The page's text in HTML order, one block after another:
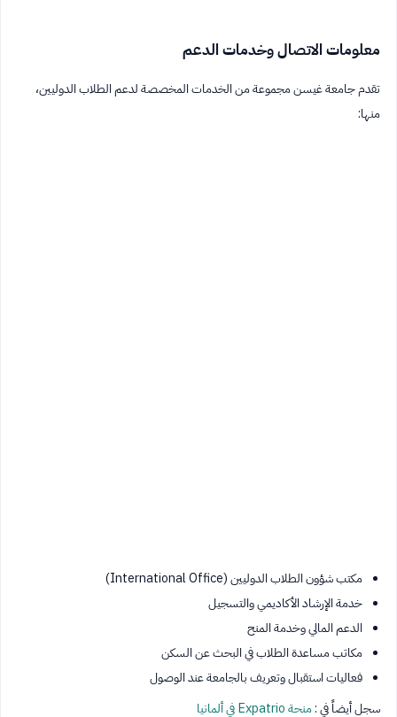
معلومات الاتصال وخدمات الدعم
تقدم جامعة غيسن مجموعة من الخدمات المخصصة لدعم الطلاب الدوليين،
منها:
مكتب شؤون الطلاب الدوليين (International Office)
خدمة الإرشاد الأكاديمي والتسجيل
الدعم المالي وخدمة المنح
مكاتب مساعدة الطلاب في البحث عن السكن
فعاليات استقبال وتعريف بالجامعة عند الوصول
سجل أيضاً في :منحة Expatrio في ألمانيا